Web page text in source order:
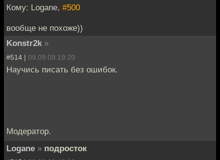
Кому: Logane, #500
вообще не похоже))
Konstr2k »
#514 | 09.09.09 19:20
Научись писать без ошибок.
Модератор.
Logane » подросток